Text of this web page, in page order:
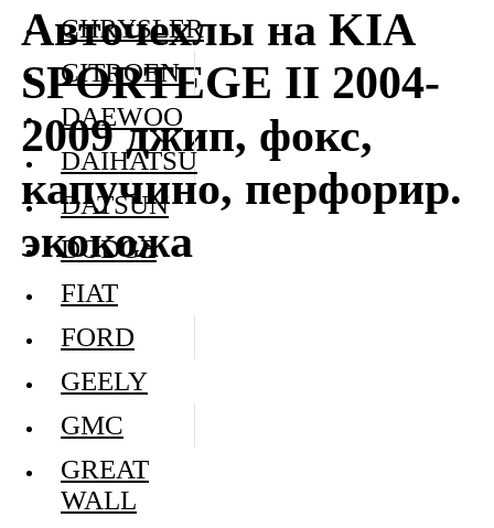
Авточехлы на KIA
SPORTEGE II 2004-
2009 джип, фокс,
капучино, перфорир.
экокожа
CHRYSLER
CITROEN
DAEWOO
DAIHATSU
DATSUN
DODGE
FIAT
FORD
GEELY
GMC
GREAT
WALL